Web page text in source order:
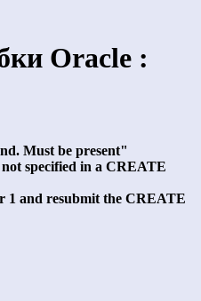
Oracle :
Must be present"
specified in a CREATE
1 and resubmit the CREATE